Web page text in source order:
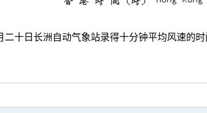
二十日长洲自动气象站录得十分钟平均风速的